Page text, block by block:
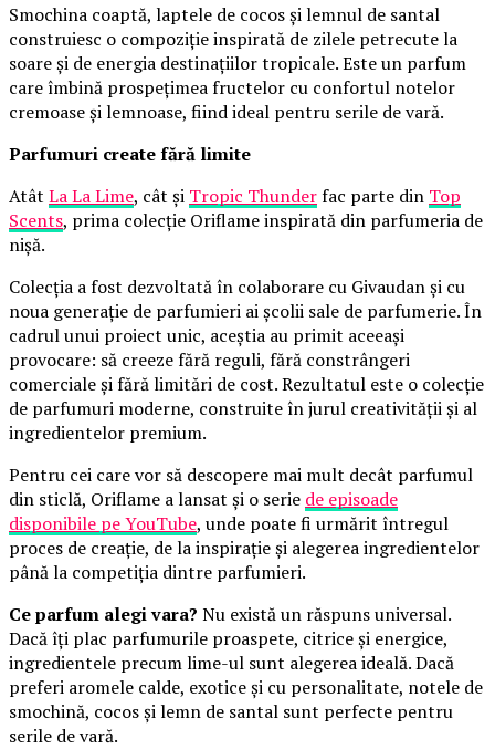
Smochina coaptă, laptele de cocos și lemnul de santal
construiesc o compoziție inspirată de zilele petrecute la
soare și de energia destinațiilor tropicale. Este un parfum
care îmbină prospețimea fructelor cu confortul notelor
cremoase și lemnoase, fiind ideal pentru serile de vară.
Parfumuri create fără limite
Atât La La Lime, cât și Tropic Thunderfac parte din Top
Scents, prima colecție Oriflame inspirată din parfumeria de
nișă.
Colecția a fost dezvoltată în colaborare cu Givaudan și cu
noua generație de parfumieri ai școlii sale de parfumerie. În
cadrul unui proiect unic, aceștia au primit aceeași
provocare: să creeze fără reguli, fără constrângeri
comerciale și fără limitări de cost. Rezultatul este o colecție
de parfumuri moderne, construite în jurul creativității și al
ingredientelor premium.
Pentru cei care vor să descopere mai mult decât parfumul
din sticlă, Oriflame a lansat și o serie de episoade
disponibile pe YouTube, unde poate fi urmărit întregul
proces de creație, de la inspirație și alegerea ingredientelor
până la competiția dintre parfumieri.
Ce parfum alegi vara? Nu există un răspuns universal.
Dacă îți plac parfumurile proaspete, citrice și energice,
ingredientele precum lime-ul sunt alegerea ideală. Dacă
preferi aromele calde, exotice și cu personalitate, notele de
smochină, cocos și lemn de santal sunt perfecte pentru
serile de vară.